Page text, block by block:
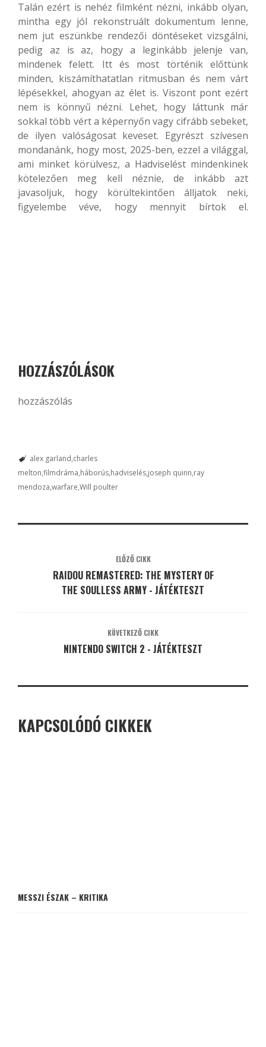
Talán ezért is nehéz filmként nézni, inkább olyan,
mintha egy jól rekonstruált dokumentum lenne,
nem jut eszünkbe rendezői döntéseket vizsgálni,
pedig az is az, hogy a leginkább jelenje van,
mindenek felett. Itt és most történik előttünk
minden, kiszámíthatatlan ritmusban és nem várt
lépésekkel, ahogyan az élet is. Viszont pont ezért
nem is könnyű nézni. Lehet, hogy láttunk már
sokkal több vért a képernyőn vagy cifrább sebeket,
de ilyen valóságosat keveset. Egyrészt szívesen
mondanánk, hogy most, 2025-ben, ezzel a világgal,
ami minket körülvesz, a Hadviselést mindenkinek
kötelezően meg kell néznie, de inkább azt
javasoljuk, hogy körültekintően álljatok neki,
figyelembe véve, hogy mennyit bírtok el.
HOZZÁSZÓLÁSOK
hozzászólás
alex garland charles
melton filmdráma háborús hadviselés joseph quinn ray
mendoza warfare Will poulter
ELŐZŐ CIKK
RAIDOU REMASTERED: THE MYSTERY OF
THE SOULLESS ARMY - JÁTÉKTESZT
KÖVETKEZŐ CIKK
NINTENDO SWITCH 2 - JÁTÉKTESZT
KAPCSOLÓDÓ CIKKEK
MESSZI ÉSZAK – KRITIKA